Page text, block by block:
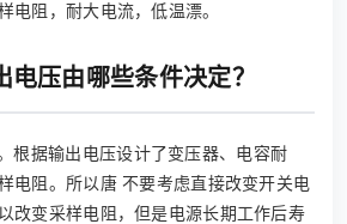
电阻，耐大电流，低温漂。
电压由哪些条件决定？
根据输出电压设计了变压器、电容耐
电阻。所以唐 不要考虑直接改变开关电
改变采样电阻，但是电源长期工作后寿